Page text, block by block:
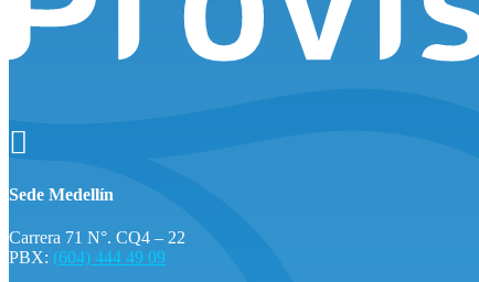

Sede Medellín
Carrera 71 N°. CQ4 – 22
PBX: (604) 444 49 09